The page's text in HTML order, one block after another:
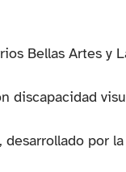
Bellas Artes y
discapacidad
desarrollado por